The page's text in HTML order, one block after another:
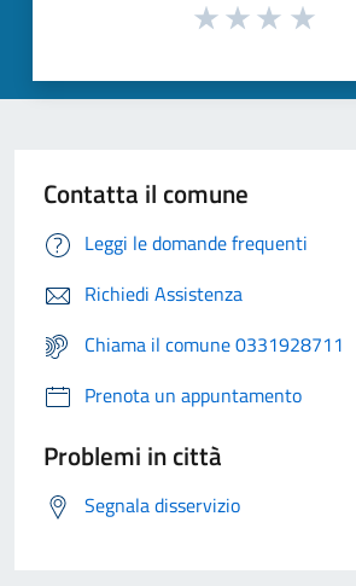
Contatta il comune
Leggi le domande frequenti
Richiedi Assistenza
Chiama il comune 0331928711
Prenota un appuntamento
Problemi in città
Segnala disservizio